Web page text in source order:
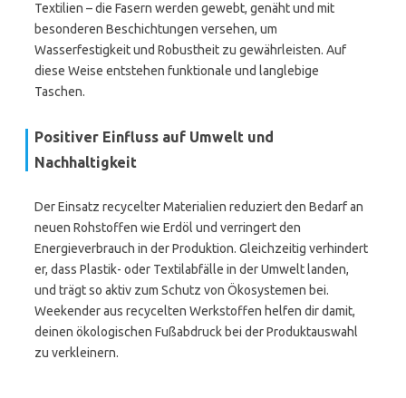
Textilien – die Fasern werden gewebt, genäht und mit
besonderen Beschichtungen versehen, um
Wasserfestigkeit und Robustheit zu gewährleisten. Auf
diese Weise entstehen funktionale und langlebige
Taschen.
Positiver Einfluss auf Umwelt und
Nachhaltigkeit
Der Einsatz recycelter Materialien reduziert den Bedarf an
neuen Rohstoffen wie Erdöl und verringert den
Energieverbrauch in der Produktion. Gleichzeitig verhindert
er, dass Plastik- oder Textilabfälle in der Umwelt landen,
und trägt so aktiv zum Schutz von Ökosystemen bei.
Weekender aus recycelten Werkstoffen helfen dir damit,
deinen ökologischen Fußabdruck bei der Produktauswahl
zu verkleinern.